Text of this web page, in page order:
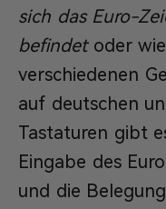
sich das Euro-
befindetoder
verschiedenen
auf deutschen
Tastaturen gibt
Eingabe des
und die